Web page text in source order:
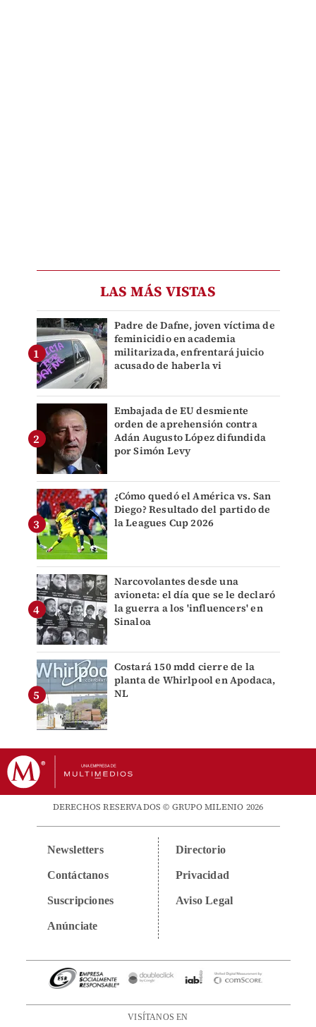
LAS MÁS VISTAS
Padre de Dafne, joven víctima de
feminicidio en academia
militarizada, enfrentará juicio
acusado de haberla vi
Embajada de EU desmiente
orden de aprehensión contra
Adán Augusto López difundida
por Simón Levy
¿Cómo quedó el América vs. San
Diego? Resultado del partido de
la Leagues Cup 2026
Narcovolantes desde una
avioneta: el día que se le declaró
la guerra a los 'influencers' en
Sinaloa
Costará 150 mdd cierre de la
planta de Whirlpool en Apodaca,
NL
DERECHOS RESERVADOS © GRUPO MILENIO 2026
Newsletters
Contáctanos
Suscripciones
Anúnciate
Directorio
Privacidad
Aviso Legal
VISÍTANOS EN